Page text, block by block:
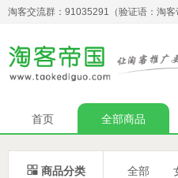
淘客交流群：91035291（验证语：淘客
首页 全部商品
 商品分类 全部